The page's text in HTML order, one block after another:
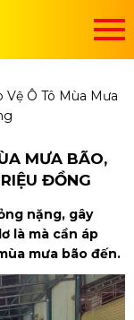
Vệ Ô Tô Mùa Mưa
MƯA BÃO,
ĐỒNG
nặng, gây
là mà cần áp
mưa bão đến.